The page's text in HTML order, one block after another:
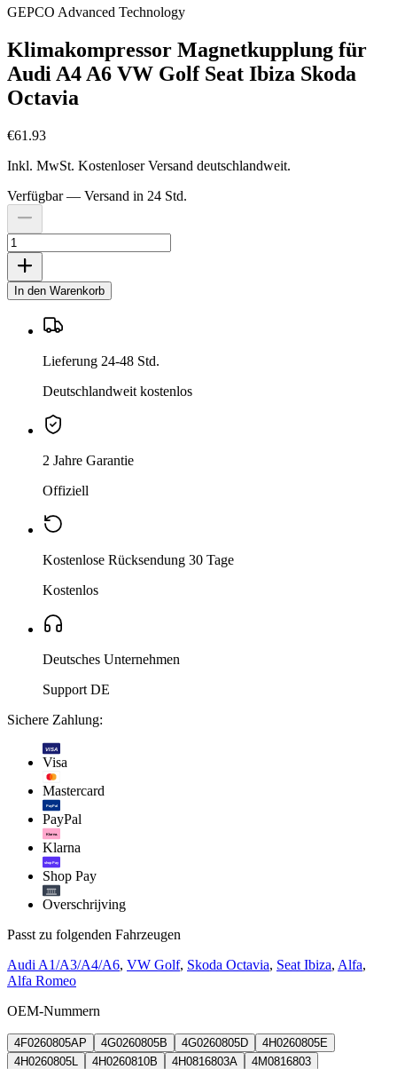
GEPCO Advanced Technology
Klimakompressor Magnetkupplung für
Audi A4 A6 VW Golf Seat Ibiza Skoda
Octavia
€61.93
Inkl. MwSt. Kostenloser Versand deutschlandweit.
Verfügbar — Versand in 24 Std.
In den Warenkorb
Lieferung 24-48 Std.
Deutschlandweit kostenlos
2 Jahre Garantie
Offiziell
Kostenlose Rücksendung 30 Tage
Kostenlos
Deutsches Unternehmen
Support DE
Sichere Zahlung:
VISA
Visa
Mastercard
PayPal
PayPal
Klarna.
Klarna
shop Pay
Shop Pay
Overschrijving
Passt zu folgenden Fahrzeugen
Audi A1/A3/A4/A6, VW Golf, Skoda Octavia, Seat Ibiza, Alfa,
Alfa Romeo
OEM-Nummern
4F0260805AP 4G0260805B 4G0260805D
4H0260805E
4H0260805L
4H0260810B 4H0816803A
4M0816803